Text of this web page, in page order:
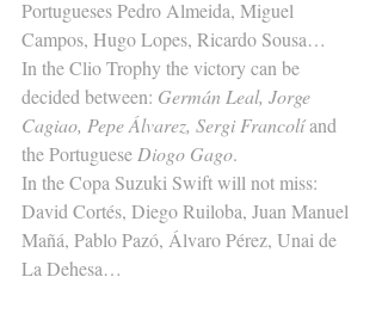
Portugueses Pedro Almeida, Miguel
Campos, Hugo Lopes, Ricardo Sousa…
In the Clio Trophy the victory can be
decided between: Germán Leal, Jorge
Cagiao, Pepe Álvarez, Sergi Francolí and
the Portuguese Diogo Gago.
In the Copa Suzuki Swift will not miss:
David Cortés, Diego Ruiloba, Juan Manuel
Mañá, Pablo Pazó, Álvaro Pérez, Unai de
La Dehesa…